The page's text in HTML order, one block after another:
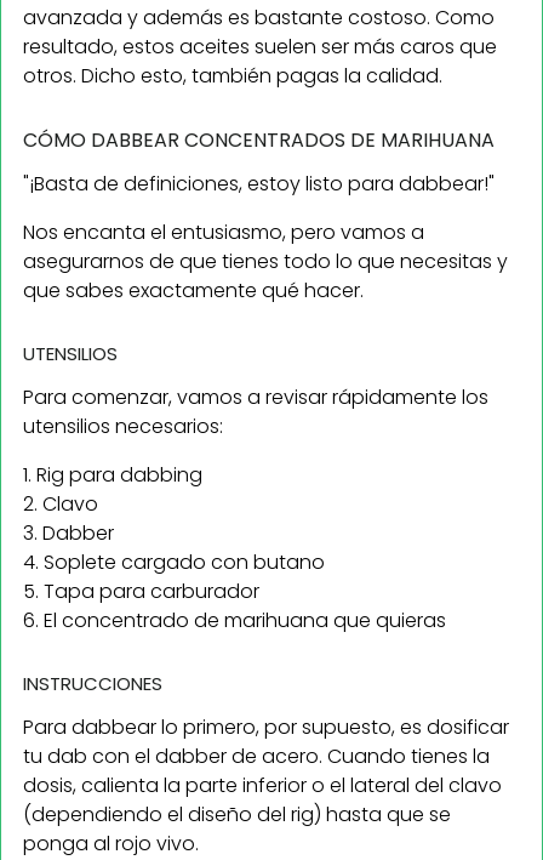
avanzada y además es bastante costoso. Como
resultado, estos aceites suelen ser más caros que
otros. Dicho esto, también pagas la calidad.
CÓMO DABBEAR CONCENTRADOS DE MARIHUANA
"¡Basta de definiciones, estoy listo para dabbear!"
Nos encanta el entusiasmo, pero vamos a
asegurarnos de que tienes todo lo que necesitas y
que sabes exactamente qué hacer.
UTENSILIOS
Para comenzar, vamos a revisar rápidamente los
utensilios necesarios:
1. Rig para dabbing
2. Clavo
3. Dabber
4. Soplete cargado con butano
5. Tapa para carburador
6. El concentrado de marihuana que quieras
INSTRUCCIONES
Para dabbear lo primero, por supuesto, es dosificar
tu dab con el dabber de acero. Cuando tienes la
dosis, calienta la parte inferior o el lateral del clavo
(dependiendo el diseño del rig) hasta que se
ponga al rojo vivo.